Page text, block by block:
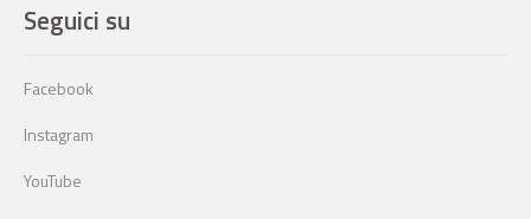
Seguici su
Facebook
Instagram
YouTube